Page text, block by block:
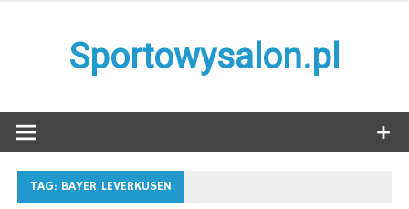
Sportowysalon.pl
TAG: BAYER LEVERKUSEN